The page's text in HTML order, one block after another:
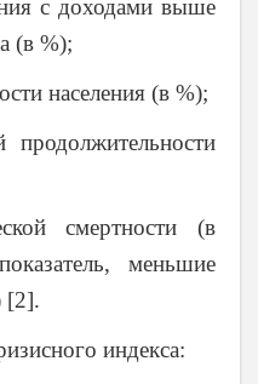
с доходами выше
(в %);
населения (в %);
смертности (в
меньшие
[2].
индекса: